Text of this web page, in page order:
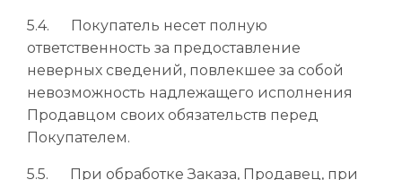
5.4. Покупатель несет полную
ответственность за предоставление
неверных сведений, повлекшее за собой
невозможность надлежащего исполнения
Продавцом своих обязательств перед
Покупателем.
5.5. При обработке Заказа, Продавец, при